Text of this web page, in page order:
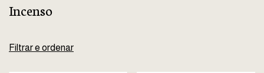
Incenso
Filtrar e ordenar